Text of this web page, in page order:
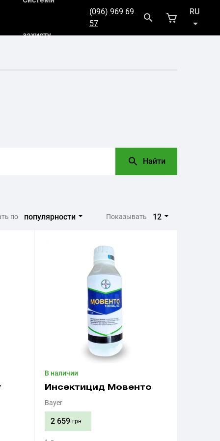
захисту
(096) 969 69
57
RU
UK
Найти
по популярности Показывать 12
В наличии
Инсектицид Мовенто
Bayer
2 659 грн